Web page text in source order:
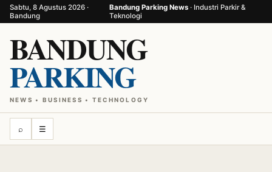
Sabtu, 8 Agustus 2026 ·
Bandung
Bandung Parking News· Industri Parkir &
Teknologi
BANDUNG
PARKING
NEWS • BUSINESS • TECHNOLOGY
⌕ ☰